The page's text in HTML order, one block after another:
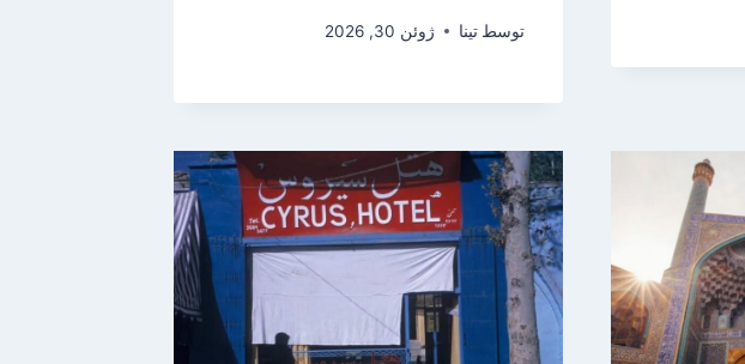
توسط تینا ژوئن 30, 2026